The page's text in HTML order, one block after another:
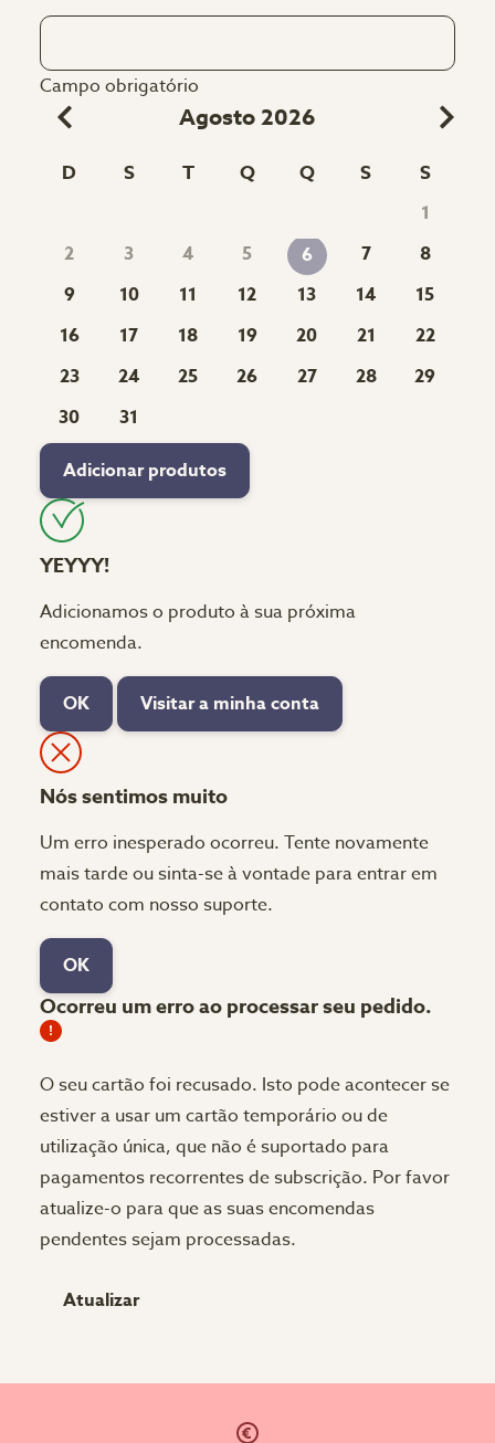
Campo obrigatório
Agosto 2026
D S T Q Q S S
1
2
3 4 5 6 7
8
9
10 11 12 13 14
15
16
17 18 19 20 21
22
23
24 25 26 27 28
29
30
31
Adicionar produtos
YEYYY!
Adicionamos o produto à sua próxima
encomenda.
OK Visitar a minha conta
Nós sentimos muito
Um erro inesperado ocorreu. Tente novamente
mais tarde ou sinta-se à vontade para entrar em
contato com nosso suporte.
OK
Ocorreu um erro ao processar seu pedido.
O seu cartão foi recusado. Isto pode acontecer se
estiver a usar um cartão temporário ou de
utilização única, que não é suportado para
pagamentos recorrentes de subscrição. Por favor
atualize-o para que as suas encomendas
pendentes sejam processadas.
Atualizar